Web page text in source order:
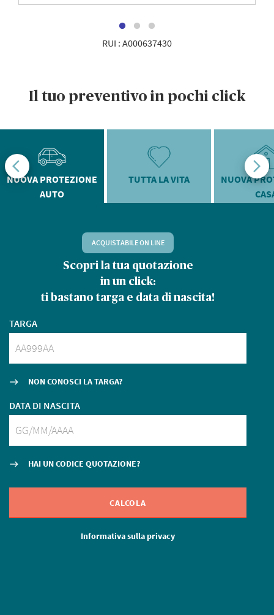
RUI : A000637430
Il tuo preventivo in pochi click
NUOVA PROTEZIONE
AUTO
TUTTA LA VITA
NUOVA
ACQUISTABILE ON LINE
Scopri la tua quotazione
in un click:
ti bastano targa e data di nascita!
TARGA
east NON CONOSCI LA TARGA?
DATA DI NASCITA
east HAI UN CODICE QUOTAZIONE?
CALCOLA
Informativa sulla privacy